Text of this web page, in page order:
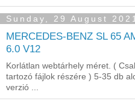
Sunday, 29 August 2021
MERCEDES-BENZ SL 65
6.0 V12
Korlátlan webtárhely méret. (
tartozó fájlok részére ) 5-35 db
verzió ...